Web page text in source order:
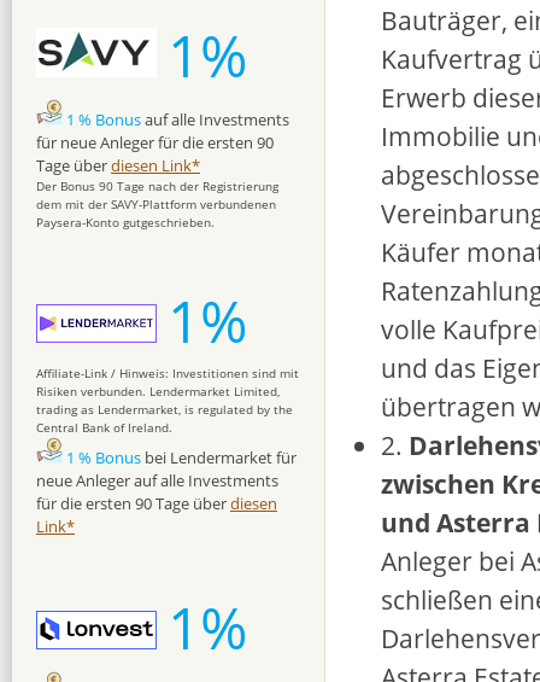
Bauträger,
Kaufvertrag
Erwerb
Immobilie
Käufer
volle
und das
übertragen
2.
zwischen
und Asterra
Anleger bei
schließen
1%
1 % Bonusauf alle Investments
für neue Anleger für die ersten 90
Tage überdiesen Link*
Der Bonus 90 Tage nach der Registrierung
dem mit der SAVY-Plattform verbundenen
Paysera-Konto gutgeschrieben.
1%
Affiliate-Link / Hinweis: Investitionen sind mit
Risiken verbunden. Lendermarket Limited,
trading as Lendermarket, is regulated by the
Central Bank of Ireland.
1 % Bonus bei Lendermarket für
neue Anleger auf alle Investments
für die ersten 90 Tage überdiesen
Link*
1%